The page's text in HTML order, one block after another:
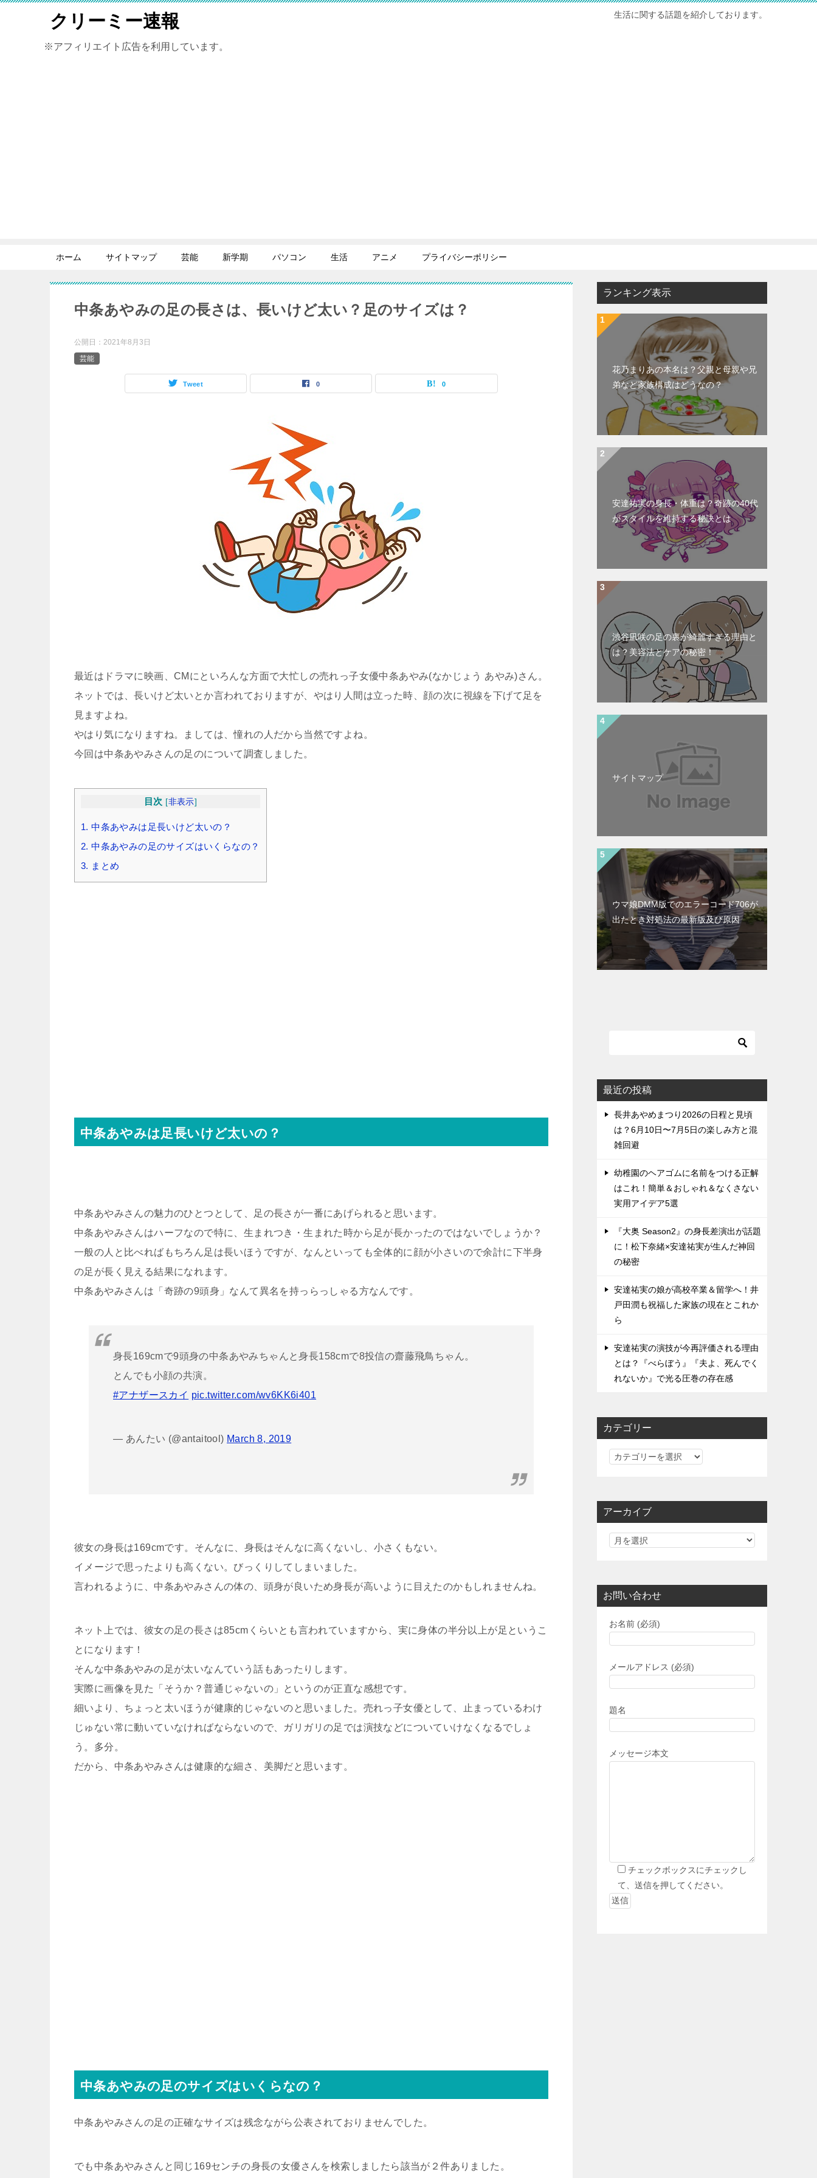
クリーミー速報 生活に関する話題を紹介しております。
※アフィリエイト広告を利用しています。
ホーム サイトマップ 芸能 新学期 パソコン 生活 アニメ プライバシーポリシー
中条あやみの足の長さは、長いけど太い？足のサイズは？
公開日： 2021年8月3日
芸能
Tweet 0 0
最近はドラマに映画、CMにといろんな方面で大忙しの売れっ子女優中条あやみ(なかじょう あやみ)さん。
ネットでは、長いけど太いとか言われておりますが、やはり人間は立った時、顔の次に視線を下げて足を
見ますよね。
やはり気になりますね。ましては、憧れの人だから当然ですよね。
今回は中条あやみさんの足のについて調査しました。
目次 [非表示]
1. 中条あやみは足長いけど太いの？
2. 中条あやみの足のサイズはいくらなの？
3. まとめ
中条あやみは足長いけど太いの？
中条あやみさんの魅力のひとつとして、足の長さが一番にあげられると思います。
中条あやみさんはハーフなので特に、生まれつき・生まれた時から足が長かったのではないでしょうか？
一般の人と比べればもちろん足は長いほうですが、なんといっても全体的に顔が小さいので余計に下半身
の足が長く見える結果になれます。
中条あやみさんは「奇跡の9頭身」なんて異名を持っらっしゃる方なんです。
身長169cmで9頭身の中条あやみちゃんと身長158cmで8投信の齋藤飛鳥ちゃん。
とんでも小顔の共演。
#アナザースカイ pic.twitter.com/wv6KK6i401
— あんたい (@antaitool) March 8, 2019
彼女の身長は169cmです。そんなに、身長はそんなに高くないし、小さくもない。
イメージで思ったよりも高くない。びっくりしてしまいました。
言われるように、中条あやみさんの体の、頭身が良いため身長が高いように目えたのかもしれませんね。
ネット上では、彼女の足の長さは85cmくらいとも言われていますから、実に身体の半分以上が足というこ
とになります！
そんな中条あやみの足が太いなんていう話もあったりします。
実際に画像を見た「そうか？普通じゃないの」というのが正直な感想です。
細いより、ちょっと太いほうが健康的じゃないのと思いました。売れっ子女優として、止まっているわけ
じゅない常に動いていなければならないので、ガリガリの足では演技などについていけなくなるでしょ
う。多分。
だから、中条あやみさんは健康的な細さ、美脚だと思います。
中条あやみの足のサイズはいくらなの？
中条あやみさんの足の正確なサイズは残念ながら公表されておりませんでした。
でも中条あやみさんと同じ169センチの身長の女優さんを検索しましたら該当が２件ありました。
ランキング表示
花乃まりあの本名は？父親と母親や兄
弟など家族構成はどうなの？
安達祐実の身長・体重は？奇跡の40代
がスタイルを維持する秘訣とは
渋谷凪咲の足の裏が綺麗すぎる理由と
は？美容法とケアの秘密！
サイトマップ
ウマ娘DMM版でのエラーコード706が
出たとき対処法の最新版及び原因
最近の投稿
長井あやめまつり2026の日程と見頃
は？6月10日〜7月5日の楽しみ方と混
雑回避
幼稚園のヘアゴムに名前をつける正解
はこれ！簡単＆おしゃれ＆なくさない
実用アイデア5選
『大奥 Season2』の身長差演出が話題
に！松下奈緒×安達祐実が生んだ神回
の秘密
安達祐実の娘が高校卒業＆留学へ！井
戸田潤も祝福した家族の現在とこれか
ら
安達祐実の演技が今再評価される理由
とは？『べらぼう』『夫よ、死んでく
れないか』で光る圧巻の存在感
カテゴリー
カ
リ
アーカイブ
お問い合わせ
お名前 (必須)
メールアドレス (必須)
題名
メッセージ本文
チェックボックスにチェックし
て、送信を押してください。